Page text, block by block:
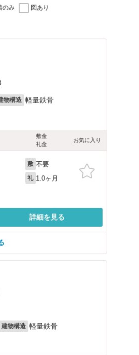
のみ 図あり
物構造 軽量鉄骨
敷金
礼金
お気に入り
敷 不要
礼 1.0ヶ月
詳細を見る
建物構造 軽量鉄骨